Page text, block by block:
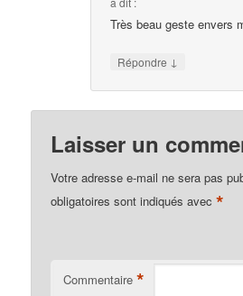
Très beau geste envers
Répondre ↓
Laisser un
Votre adresse e-mail ne sera pas
obligatoires sont indiqués avec*
Commentaire *